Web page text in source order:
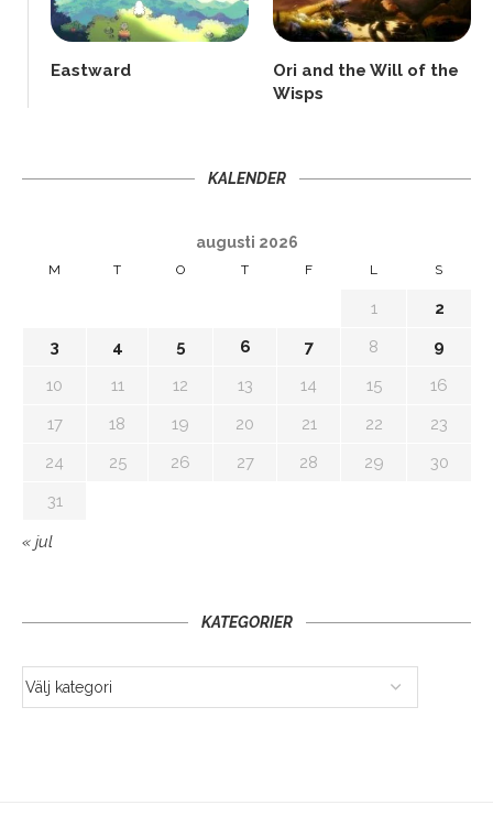
Eastward
Ori and the Will of the
Wisps
KALENDER
augusti 2026
M T O T F L S
1
2
3
4 5 6 7 8
9
10
11 12 13 14 15
16
17
18 19 20 21 22
23
24
25 26 27 28 29
30
31
« jul
KATEGORIER